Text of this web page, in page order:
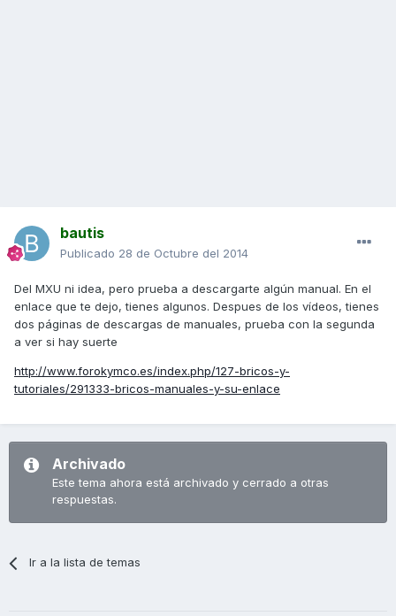
bautis
Publicado 28 de Octubre del 2014
Del MXU ni idea, pero prueba a descargarte algún manual. En el
enlace que te dejo, tienes algunos. Despues de los vídeos, tienes
dos páginas de descargas de manuales, prueba con la segunda
a ver si hay suerte
http://www.forokymco.es/index.php/127-bricos-y-
tutoriales/291333-bricos-manuales-y-su-enlace
Archivado
Este tema ahora está archivado y cerrado a otras
respuestas.
Ir a la lista de temas